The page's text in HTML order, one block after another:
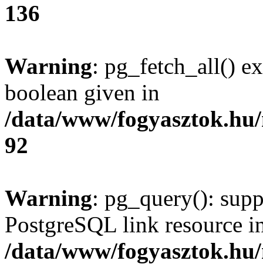
136
Warning: pg_fetch_all()
boolean given in
/data/www/
92
Warning: pg_query():
PostgreSQL link resource
/data/www/